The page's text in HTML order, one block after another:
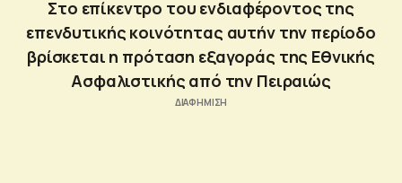
Στο επίκεντρο του ενδιαφέροντος της
επενδυτικής κοινότητας αυτήν την περίοδο
βρίσκεται η πρόταση εξαγοράς της Εθνικής
Ασφαλιστικής από την Πειραιώς